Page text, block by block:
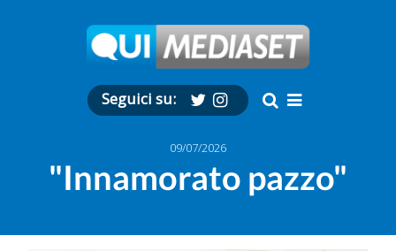
Seguici su:
09/07/2026
"Innamorato pazzo"